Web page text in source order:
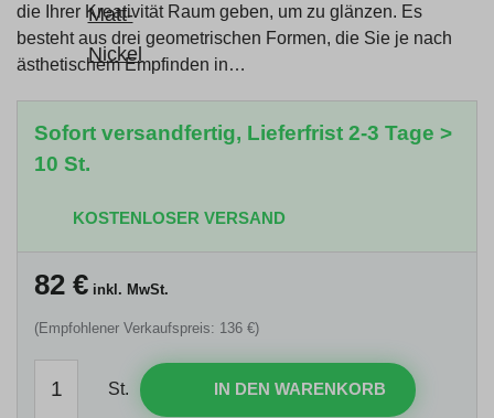
die Ihrer Kreativität Raum geben, um zu glänzen. Es
besteht aus drei geometrischen Formen, die Sie je nach
ästhetischem Empfinden in…
Sofort versandfertig, Lieferfrist 2-3 Tage >
10 St.
KOSTENLOSER VERSAND
82 € inkl. MwSt.
(Empfohlener Verkaufspreis: 136 €)
St. IN DEN WARENKORB